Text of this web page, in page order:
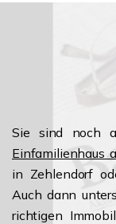
Sie sind noch
Einfamilienhaus
in Zehlendorf
Auch dann
richtigen